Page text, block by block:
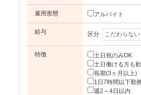
雇用形態 アルバイト
給与 区分
特徴
土日祝のみOK
土日働ける方も
長期(3ヶ月以上)
1日7時間以下勤
週2～4日以内